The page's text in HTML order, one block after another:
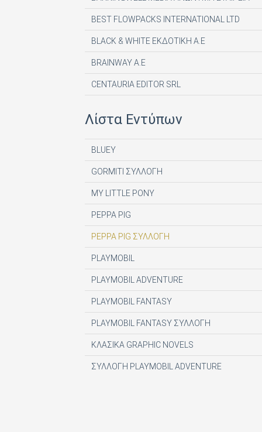
BEST FLOWPACKS INTERNATIONAL LTD
BLACK & WHITE ΕΚΔΟΤΙΚΗ Α.Ε
BRAINWAY A.E
CENTAURIA EDITOR SRL
DIGITAL CONTENT S.A.
DIGITAL MEDIA EPTA LTD ΥΠΟΚΑΤΑΣΤΗΜΑ
DOCUMENTO MEDIA ΜΟΝΟΠΡΟΣΩΠΗ ΙΚΕ
EK ARCHITECTURAL PUBLICATIONS LTD
EMSE EDAPP
ETHOS MEDIA Α.Ε
EXPANSION CONSULTING SOLUTIONS ΕΠΕ
FINANCIAL MARTKETS VOICE AEE
FORWARD MEDIA ΙΚΕ
FULL MEDIA Ε Ε
FUTURE ASSET ΜΟΝ. ΙΚΕ
Λίστα Εντύπων
BLUEY
GORMITI ΣΥΛΛΟΓΗ
MY LITTLE PONY
PEPPA PIG
PEPPA PIG ΣΥΛΛΟΓΗ
PLAYMOBIL
PLAYMOBIL ADVENTURE
PLAYMOBIL FANTASY
PLAYMOBIL FANTASY ΣΥΛΛΟΓΗ
ΚΛΑΣΙΚΑ GRAPHIC NOVELS
ΣΥΛΛΟΓΗ PLAYMOBIL ADVENTURE